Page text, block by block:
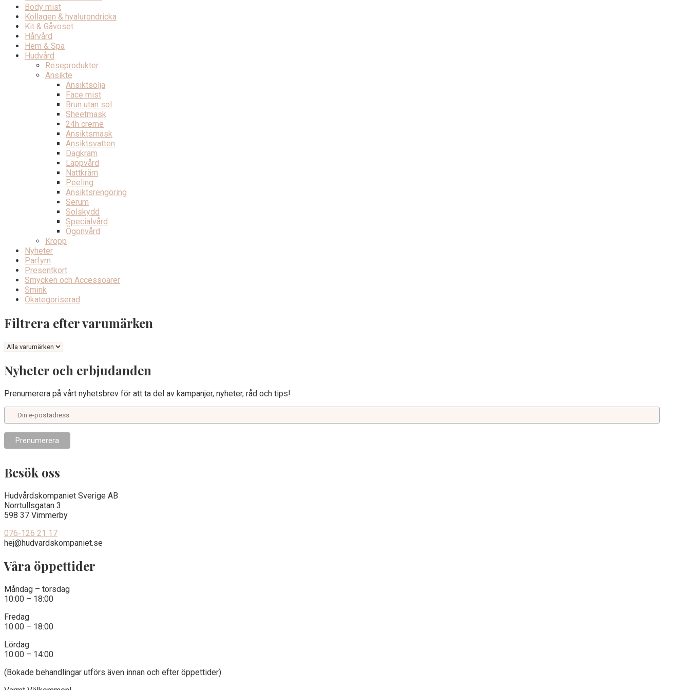
Body mist
Kollagen & hyalurondricka
Kit & Gåvoset
Hårvård
Hem & Spa
Hudvård
Reseprodukter
Ansikte
Ansiktsolja
Face mist
Brun utan sol
Sheetmask
24h creme
Ansiktsmask
Ansiktsvatten
Dagkräm
Läppvård
Nattkräm
Peeling
Ansiktsrengöring
Serum
Solskydd
Specialvård
Ögonvård
Kropp
Nyheter
Parfym
Presentkort
Smycken och Accessoarer
Smink
Okategoriserad
Filtrera efter varumärken
Nyheter och erbjudanden
Prenumerera på vårt nyhetsbrev för att ta del av kampanjer, nyheter, råd och tips!
Besök oss
Hudvårdskompaniet Sverige AB
Norrtullsgatan 3
598 37 Vimmerby
076-126 21 17
hej@hudvardskompaniet.se
Våra öppettider
Måndag – torsdag
10:00 – 18:00
Fredag
10:00 – 18:00
Lördag
10:00 – 14:00
(Bokade behandlingar utförs även innan och efter öppettider)